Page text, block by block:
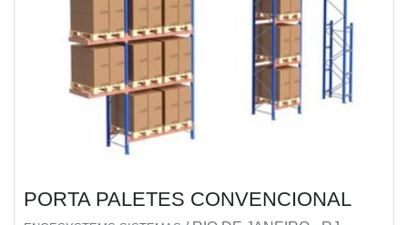
PORTA PALETES CONVENCIONAL